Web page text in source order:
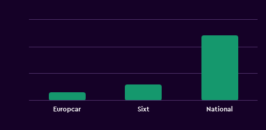
Europcar Sixt National